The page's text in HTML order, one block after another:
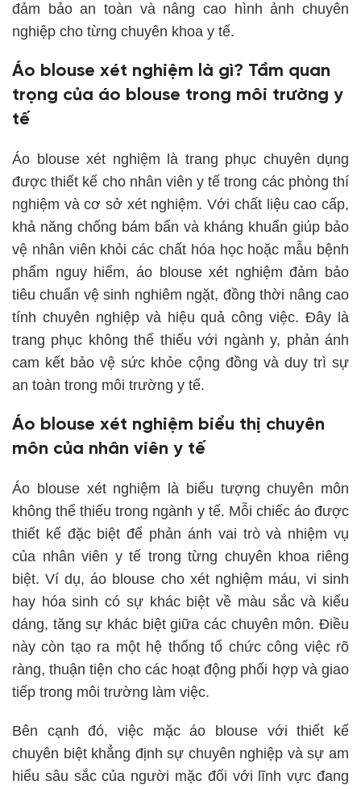
đảm bảo an toàn và nâng cao hình ảnh chuyên
nghiệp cho từng chuyên khoa y tế.
Áo blouse xét nghiệm là gì? Tầm quan
trọng của áo blouse trong môi trường y
tế
Áo blouse xét nghiệm là trang phục chuyên dụng
được thiết kế cho nhân viên y tế trong các phòng thí
nghiệm và cơ sở xét nghiệm. Với chất liệu cao cấp,
khả năng chống bám bẩn và kháng khuẩn giúp bảo
vệ nhân viên khỏi các chất hóa học hoặc mẫu bệnh
phẩm nguy hiểm, áo blouse xét nghiệm đảm bảo
tiêu chuẩn vệ sinh nghiêm ngặt, đồng thời nâng cao
tính chuyên nghiệp và hiệu quả công việc. Đây là
trang phục không thể thiếu với ngành y, phản ánh
cam kết bảo vệ sức khỏe cộng đồng và duy trì sự
an toàn trong môi trường y tế.
Áo blouse xét nghiệm biểu thị chuyên
môn của nhân viên y tế
Áo blouse xét nghiệm là biểu tượng chuyên môn
không thể thiếu trong ngành y tế. Mỗi chiếc áo được
thiết kế đặc biệt để phản ánh vai trò và nhiệm vụ
của nhân viên y tế trong từng chuyên khoa riêng
biệt. Ví dụ, áo blouse cho xét nghiệm máu, vi sinh
hay hóa sinh có sự khác biệt về màu sắc và kiểu
dáng, tăng sự khác biệt giữa các chuyên môn. Điều
này còn tạo ra một hệ thống tổ chức công việc rõ
ràng, thuận tiện cho các hoạt động phối hợp và giao
tiếp trong môi trường làm việc.
Bên cạnh đó, việc mặc áo blouse với thiết kế
chuyên biệt khẳng định sự chuyên nghiệp và sự am
hiểu sâu sắc của người mặc đối với lĩnh vực đang